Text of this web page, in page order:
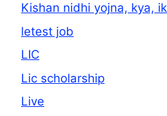
Kishan nidhi yojna, kya,
letest job
LIC
Lic scholarship
Live